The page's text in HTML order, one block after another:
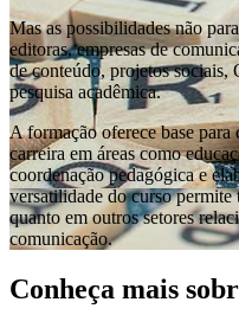
Mas as possibilidades não
editoras, empresas de
de conteúdo, projetos sociais,
pesquisa acadêmica.
A formação oferece base
carreira em áreas como
coordenação pedagógica e
versatilidade do curso permite
quanto em outros setores
comunicação.
Conheça mais